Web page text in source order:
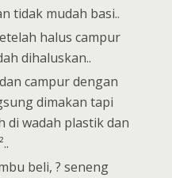
tidak mudah basi..
halus campur
dihaluskan..
campur dengan
dimakan tapi
di wadah plastik dan
beli, ? seneng